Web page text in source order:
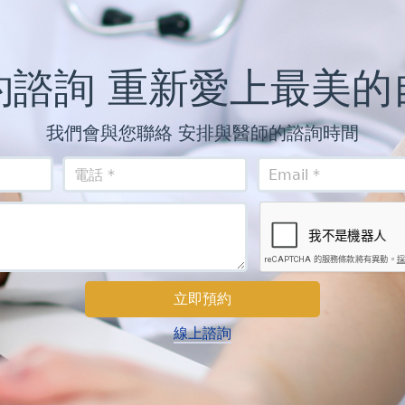
諮詢 重新愛上最美的
我們會與您聯絡 安排與醫師的諮詢時間
線上諮詢